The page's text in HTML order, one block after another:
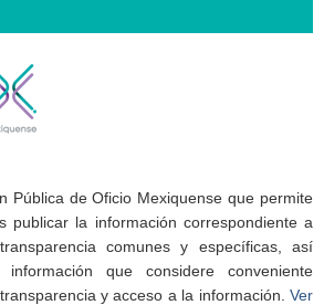
Pública de Oficio Mexiquense que permite
publicar la información correspondiente a
comunes y específicas, así
que considere conveniente
y acceso a la información. Ver